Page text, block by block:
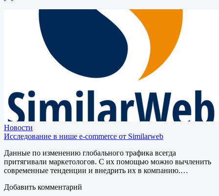
Новости
Исследование в нише e-commerce от Similarweb
Данные по изменению глобального трафика всегда
притягивали маркетологов. С их помощью можно вычленить
современные тенденции и внедрить их в компанию.…
Добавить комментарий